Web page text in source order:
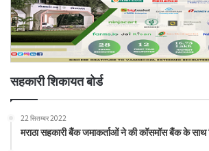
सहकारी शिकायत बोर्ड
22 सितम्बर 2022
मराठा सहकारी बैंक जमाकर्ताओं ने की कॉसमॉस बैंक के साथ